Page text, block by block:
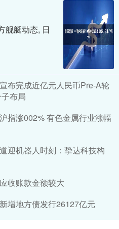
舰艇动态, 日
布完成近亿元人民币Pre-A轮
布局
指涨002% 有色金属行业涨幅
迎机器人时刻：挚达科技构
收账款金额较大
增地方债发行26127亿元